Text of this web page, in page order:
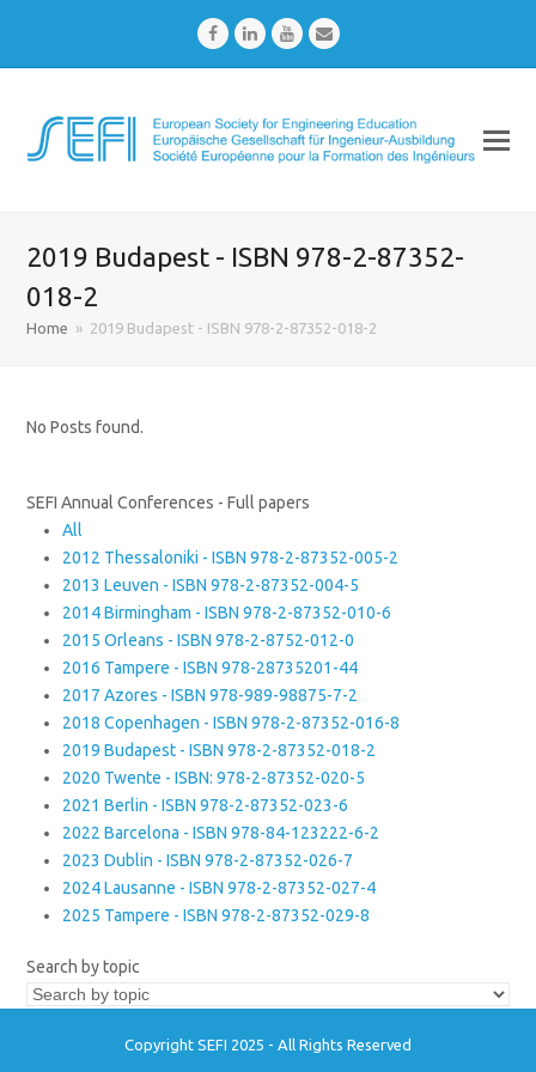
FacebookLinkedInYoutubeEmail
2019 Budapest - ISBN 978-2-87352-
018-2
Home » 2019 Budapest - ISBN 978-2-87352-018-2
No Posts found.
SEFI Annual Conferences - Full papers
All
2012 Thessaloniki - ISBN 978-2-87352-005-2
2013 Leuven - ISBN 978-2-87352-004-5
2014 Birmingham - ISBN 978-2-87352-010-6
2015 Orleans - ISBN 978-2-8752-012-0
2016 Tampere - ISBN 978-28735201-44
2017 Azores - ISBN 978-989-98875-7-2
2018 Copenhagen - ISBN 978-2-87352-016-8
2019 Budapest - ISBN 978-2-87352-018-2
2020 Twente - ISBN: 978-2-87352-020-5
2021 Berlin - ISBN 978-2-87352-023-6
2022 Barcelona - ISBN 978-84-123222-6-2
2023 Dublin - ISBN 978-2-87352-026-7
2024 Lausanne - ISBN 978-2-87352-027-4
2025 Tampere - ISBN 978-2-87352-029-8
Search by topic
Copyright SEFI 2025 - All Rights Reserved